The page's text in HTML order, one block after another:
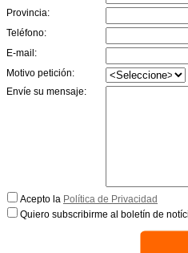
Provincia:
Teléfono:
E-mail:
Motivo petición:
Envíe su mensaje:
Acepto la Política de Privacidad
Quiero subscribirme al boletín de